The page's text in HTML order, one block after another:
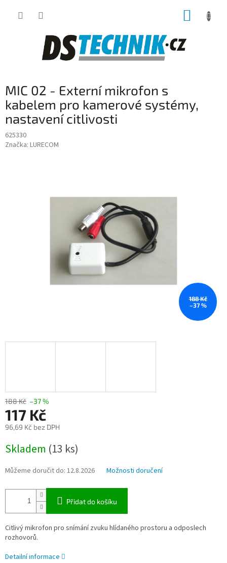
MIC 02 - Externí mikrofon s
kabelem pro kamerové systémy,
nastavení citlivosti
625330
Značka: LURECOM
188 Kč
–37 %
188 Kč –37 %
117 Kč
96,69 Kč bez DPH
cena:
Skladem (13 ks)
Můžeme doručit do: 12.8.2026 Možnosti doručení
Přidat do košíku
Citlivý mikrofon pro snímání zvuku hlídaného prostoru a odposlech
rozhovorů.
Detailní informace